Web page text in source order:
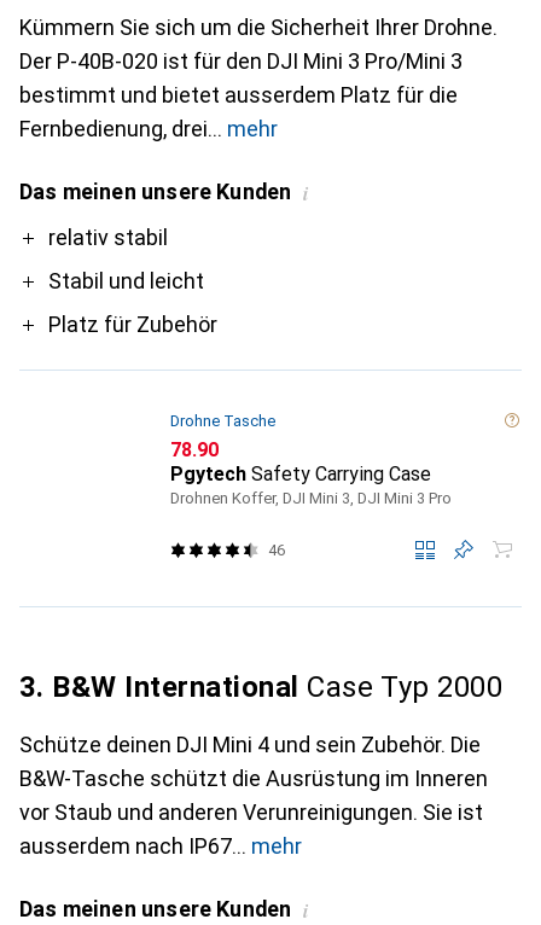
Kümmern Sie sich um die Sicherheit Ihrer Drohne.
Der P-40B-020 ist für den DJI Mini 3 Pro/Mini 3
bestimmt und bietet ausserdem Platz für die
Fernbedienung, drei
mehr
Das meinen unsere Kunden i
Prorelativ stabil
Stabil und leicht
Platz für Zubehör
Drohne Tasche
CHF
78.90
Pgytech Safety Carrying Case
Drohnen Koffer, DJI Mini 3, DJI Mini 3 Pro
46
3. B&W International Case Typ 2000
Schütze deinen DJI Mini 4 und sein Zubehör. Die
B&W-Tasche schützt die Ausrüstung im Inneren
vor Staub und anderen Verunreinigungen. Sie ist
ausserdem nach IP67
mehr
Das meinen unsere Kunden i